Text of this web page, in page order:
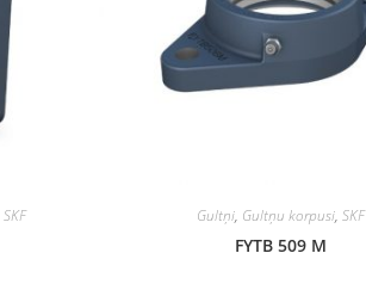
SKF Gultņi, Gultņu korpusi, SKF
FYTB 509 M